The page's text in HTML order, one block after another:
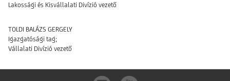
Lakossági és Kisvállalati Divízió vezető
TOLDI BALÁZS GERGELY
Igazgatósági tag;
Vállalati Divízió vezető